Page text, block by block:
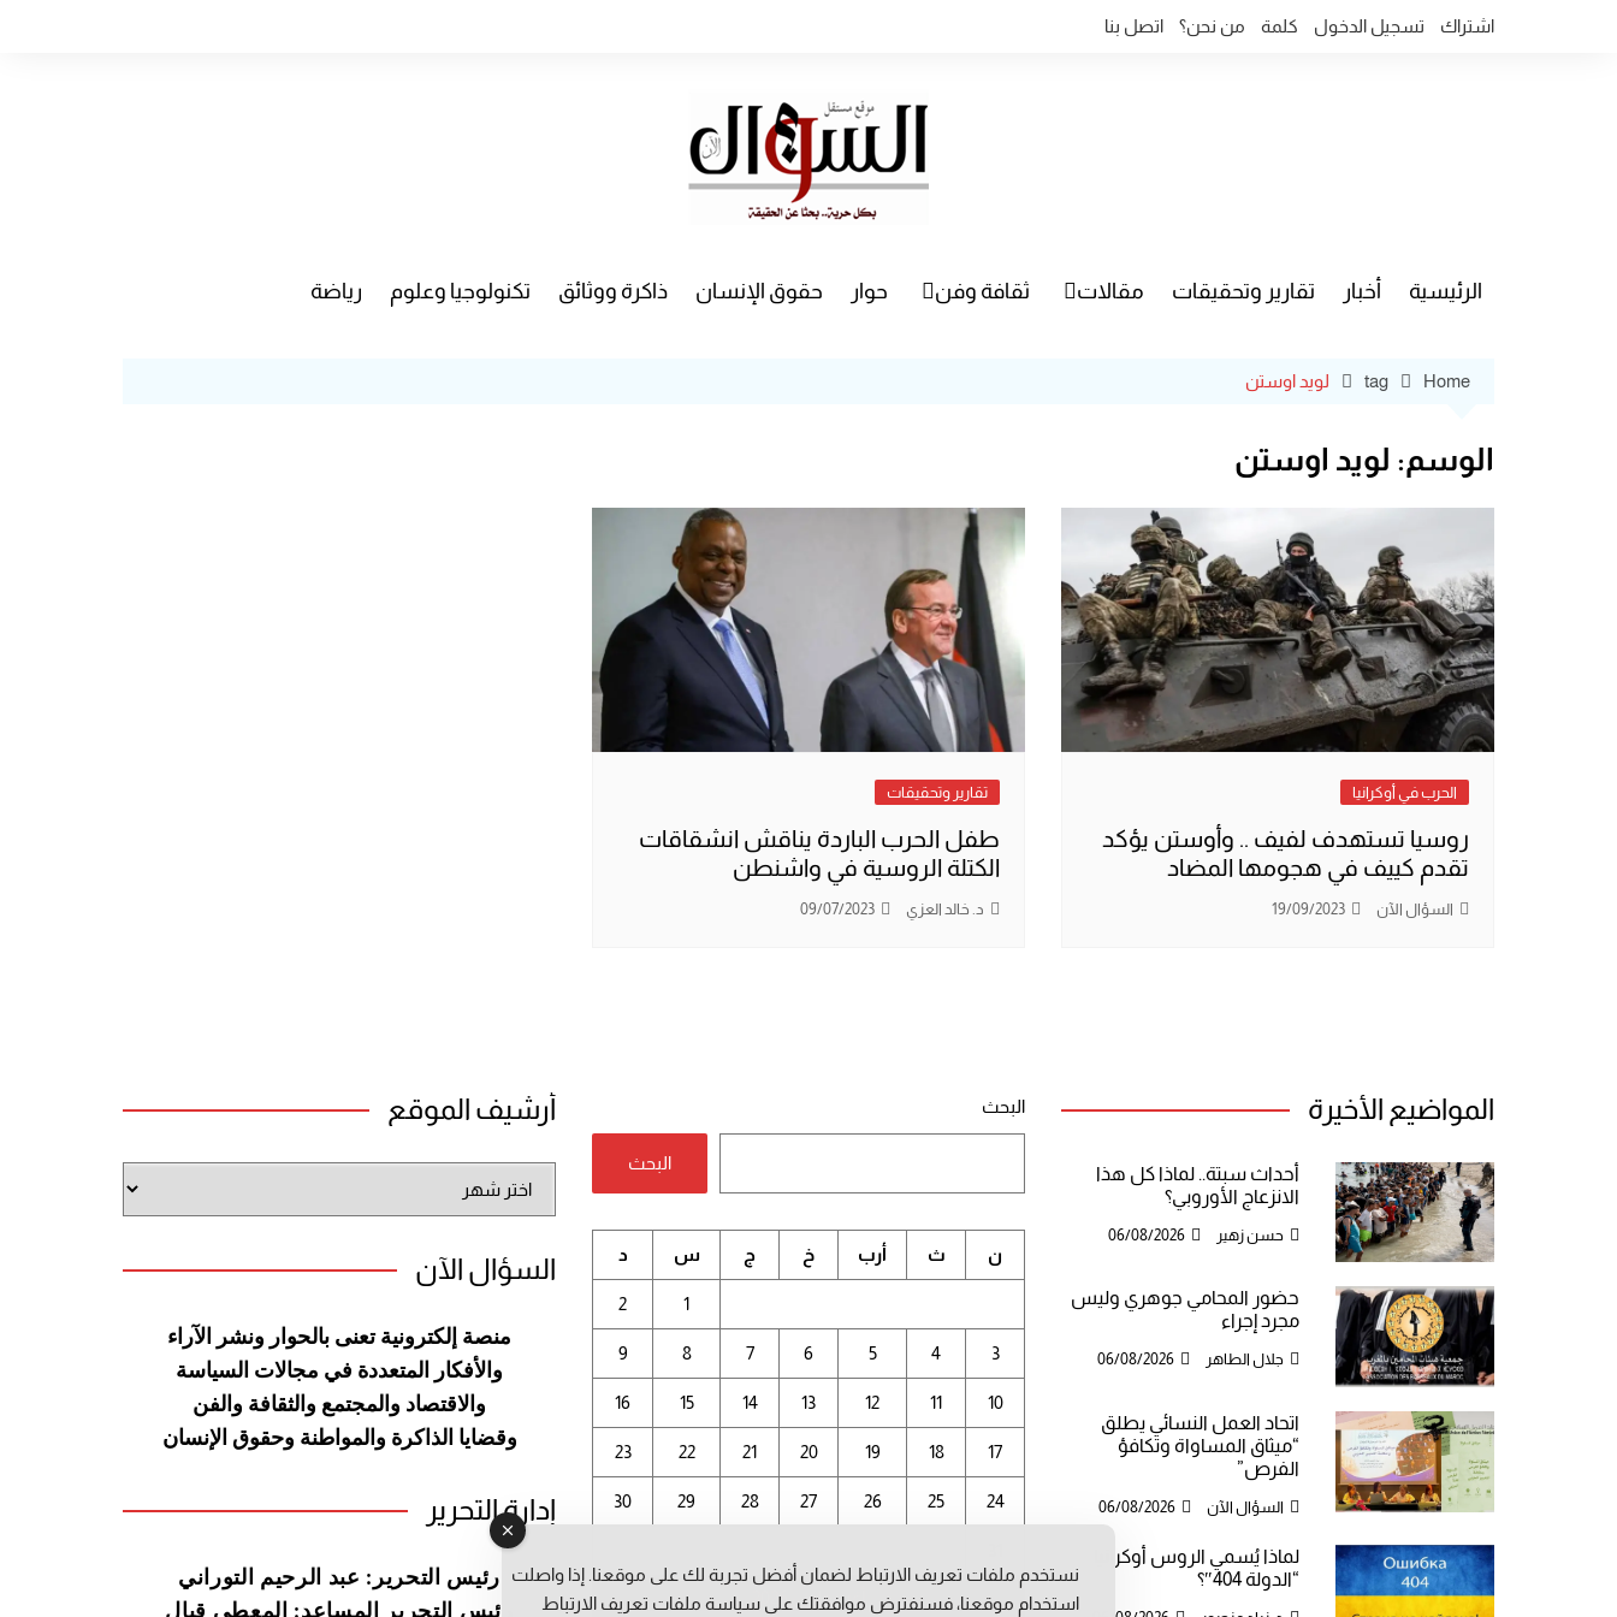
اشتراك تسجيل الدخول كلمة من نحن؟ اتصل بنا
الرئيسية أخبار تقارير وتحقيقات مقالات ثقافة وفن حوار حقوق الإنسان ذاكرة ووثائق تكنولوجيا وعلوم رياضة
Home
tag لويد اوستن
الوسم: لويد اوستن
الحرب في أوكرانيا
روسيا تستهدف لفيف .. وأوستن يؤكد
تقدم كييف في هجومها المضاد
السؤال الآن 19/09/2023
تقارير وتحقيقات
طفل الحرب الباردة يناقش انشقاقات
الكتلة الروسية في واشنطن
د. خالد العزي 09/07/2023
المواضيع الأخيرة
أحداث سبتة.. لماذا كل هذا
الانزعاج الأوروبي؟
حسن زهير 06/08/2026
حضور المحامي جوهري وليس
مجرد إجراء
جلال الطاهر 06/08/2026
اتحاد العمل النسائي يطلق
“ميثاق المساواة وتكافؤ
الفرص”
السؤال الآن 06/08/2026
لماذا يُسمي الروس أوكرانيا
“الدولة 404″؟
البحث
البحث
أغسطس 2026
ن ث أرب خ ج س د
1
2
3
4
5
6
7
8
9
10
11
12
13
14
15
16
17
18
19
20
21
22
23
24
25
26
27
28
29
30
أرشيف الموقع
الموقع
السؤال الآن
منصة إلكترونية تعنى بالحوار ونشر
الآراء
والأفكار المتعددة في مجالات السياسة
والاقتصاد والمجتمع والثقافة والفن
وقضايا الذاكرة والمواطنة وحقوق الإنسان
إدارة التحرير
رئيس التحرير: عبد الرحيم التوراني
رئيس التحرير المساعد: المعطي قبال
نستخدم ملفات تعريف الارتباط لضمان أفضل تجربة لك على موقعنا. إذا واصلت
استخدام موقعنا، فسنفترض موافقتك على سياسة ملفات تعريف الارتباط